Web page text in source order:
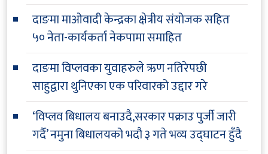
दाङमा माओवादी केन्द्रका क्षेत्रीय संयोजक सहित
५० नेता-कार्यकर्ता नेकपामा समाहित
दाङमा विप्लवका युवाहरुले ऋण नतिरेपछी
साहुद्वारा थुनिएका एक परिवारको उद्दार गरे
‘विप्लव बिधालय बनाउदै,सरकार पक्राउ पुर्जी जारी
गर्दै’ नमुना बिधालयको भदौ ३ गते भव्य उद्घाटन हुँदै